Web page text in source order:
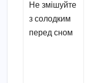
Не змішуйте
з солодким
перед сном